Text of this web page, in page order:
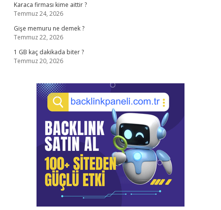
Karaca firması kime aittir ?
Temmuz 24, 2026
Gişe memuru ne demek ?
Temmuz 22, 2026
1 GB kaç dakikada biter ?
Temmuz 20, 2026